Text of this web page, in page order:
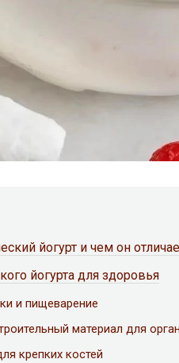
йогурт и чем он
йогурта для здоровья
и пищеварение
материал для
крепких костей